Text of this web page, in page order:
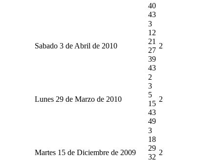
40
43
Sabado 3 de Abril de 2010
3
12
21
27
39
43
2
Lunes 29 de Marzo de 2010
2
3
5
15
43
49
2
Martes 15 de Diciembre de 2009
3
18
29
32
2